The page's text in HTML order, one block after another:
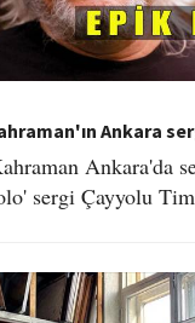
Ankara
Ankara'da
sergi Çayyolu